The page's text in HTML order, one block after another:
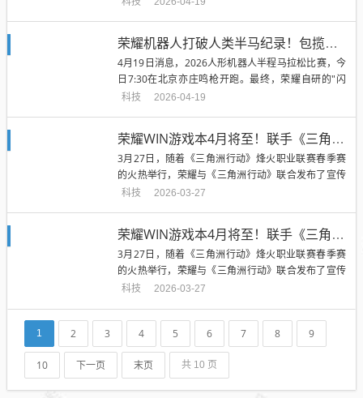
荣耀机器人打破人类半马纪录！包揽赛事前六 断档式夺冠
4月19日消息，2026人形机器人半程马拉松比赛，今
日7:30在北京亦庄鸣枪开跑。最终，荣耀自研的"闪
电"机器人凭借50...
科技 2026-04-19
荣耀WIN游戏本4月将至！联手《三角洲》职业赛：冲击高端性能旗舰
3月27日，随着《三角洲行动》烽火职业联赛春季赛
的火热举行，荣耀与《三角洲行动》联合发布了宣传
海报，荣耀WIN游戏本以“...
科技 2026-03-27
荣耀WIN游戏本4月将至！联手《三角洲》职业联赛：冲击高端性能旗舰
3月27日，随着《三角洲行动》烽火职业联赛春季赛
的火热举行，荣耀与《三角洲行动》联合发布了宣传
海报，荣耀WIN游戏本以"...
科技 2026-03-27
1 2 3 4 5 6 7 8 9
10 下一页 末页 共 10 页